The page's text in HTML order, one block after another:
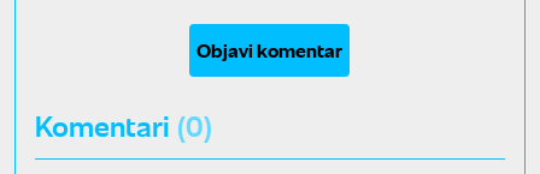
Objavi komentar
Komentari (0)